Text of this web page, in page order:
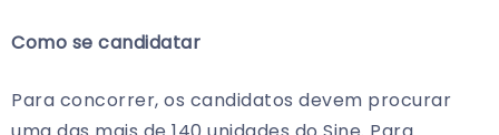
Como se candidatar
Para concorrer, os candidatos devem procurar